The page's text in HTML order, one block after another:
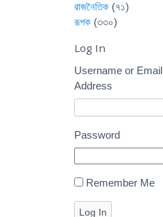
রাজনৈতিক (৭১)
রূপক (৩৩০)
Log In
Username or Email
Address
Password
Remember Me
Log In